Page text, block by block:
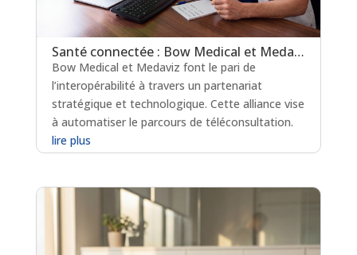
Santé connectée : Bow Medical et Medaviz scellent une alliance technologique
Bow Medical et Medaviz font le pari de
l’interopérabilité à travers un partenariat
stratégique et technologique. Cette alliance vise
à automatiser le parcours de téléconsultation.
lire plus